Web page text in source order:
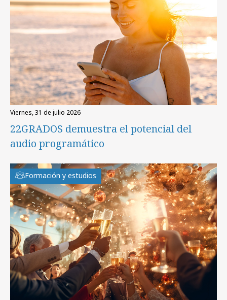
viernes, 31 de julio 2026
22GRADOS demuestra el potencial del
audio programático
Formación y estudios